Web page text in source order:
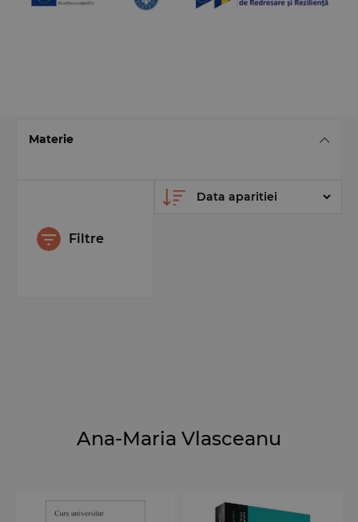
Materie
Filtre
Ana-Maria Vlasceanu